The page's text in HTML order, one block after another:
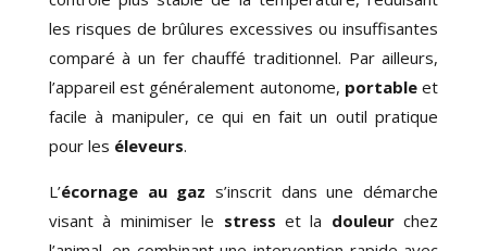
les risques de brûlures excessives ou insuffisantes
comparé à un fer chauffé traditionnel. Par ailleurs,
l’appareil est généralement autonome, portableet
facile à manipuler, ce qui en fait un outil pratique
pour les éleveurs.
L’écornage au gaz s’inscrit dans une démarche
visant à minimiser le stress et la douleurchez